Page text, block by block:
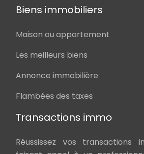
Biens immobiliers
Maison ou appartement
Les meilleurs biens
Annonce immobilière
Flambées des taxes
Transactions immo
Réussissez vos transactions